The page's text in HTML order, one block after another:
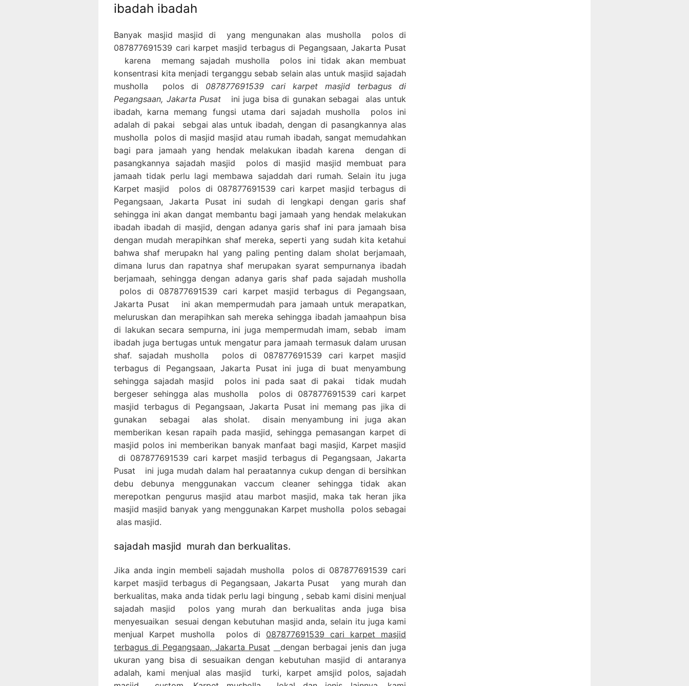
ibadah ibadah
Banyak masjid masjid di yang mengunakan alas musholla polos di
087877691539 cari karpet masjid terbagus di Pegangsaan, Jakarta Pusat
karena memang sajadah musholla polos ini tidak akan membuat
konsentrasi kita menjadi terganggu sebab selain alas untuk masjid sajadah
musholla polos di 087877691539 cari karpet masjid terbagus di
Pegangsaan, Jakarta Pusat
ini juga bisa di gunakan sebagai alas untuk
ibadah, karna memang fungsi utama dari sajadah musholla polos ini
adalah di pakai sebgai alas untuk ibadah, dengan di pasangkannya alas
musholla polos di masjid masjid atau rumah ibadah, sangat memudahkan
bagi para jamaah yang hendak melakukan ibadah karena dengan di
pasangkannya sajadah masjid polos di masjid masjid membuat para
jamaah tidak perlu lagi membawa sajaddah dari rumah. Selain itu juga
Karpet masjid polos di 087877691539 cari karpet masjid terbagus di
Pegangsaan, Jakarta Pusat ini sudah di lengkapi dengan garis shaf
sehingga ini akan dangat membantu bagi jamaah yang hendak melakukan
ibadah ibadah di masjid, dengan adanya garis shaf ini para jamaah bisa
dengan mudah merapihkan shaf mereka, seperti yang sudah kita ketahui
bahwa shaf merupakn hal yang paling penting dalam sholat berjamaah,
dimana lurus dan rapatnya shaf merupakan syarat sempurnanya ibadah
berjamaah, sehingga dengan adanya garis shaf pada sajadah musholla
polos di 087877691539 cari karpet masjid terbagus di Pegangsaan,
Jakarta Pusat ini akan mempermudah para jamaah untuk merapatkan,
meluruskan dan merapihkan sah mereka sehingga ibadah jamaahpun bisa
di lakukan secara sempurna, ini juga mempermudah imam, sebab imam
ibadah juga bertugas untuk mengatur para jamaah termasuk dalam urusan
shaf. sajadah musholla polos di 087877691539 cari karpet masjid
terbagus di Pegangsaan, Jakarta Pusat ini juga di buat menyambung
sehingga sajadah masjid polos ini pada saat di pakai tidak mudah
bergeser sehingga alas musholla polos di 087877691539 cari karpet
masjid terbagus di Pegangsaan, Jakarta Pusat ini memang pas jika di
gunakan sebagai alas sholat. disain menyambung ini juga akan
memberikan kesan rapaih pada masjid, sehingga pemasangan karpet di
masjid polos ini memberikan banyak manfaat bagi masjid, Karpet masjid
di 087877691539 cari karpet masjid terbagus di Pegangsaan, Jakarta
Pusat ini juga mudah dalam hal peraatannya cukup dengan di bersihkan
debu debunya menggunakan vaccum cleaner sehingga tidak akan
merepotkan pengurus masjid atau marbot masjid, maka tak heran jika
masjid masjid banyak yang menggunakan Karpet musholla polos sebagai
alas masjid.
sajadah masjid murah dan berkualitas.
Jika anda ingin membeli sajadah musholla polos di 087877691539 cari
karpet masjid terbagus di Pegangsaan, Jakarta Pusat yang murah dan
berkualitas, maka anda tidak perlu lagi bingung , sebab kami disini menjual
sajadah masjid polos yang murah dan berkualitas anda juga bisa
menyesuaikan sesuai dengan kebutuhan masjid anda, selain itu juga kami
menjual Karpet musholla polos di 087877691539 cari karpet masjid
terbagus di Pegangsaan, Jakarta Pusat
dengan berbagai jenis dan juga
ukuran yang bisa di sesuaikan dengan kebutuhan masjid di antaranya
adalah, kami menjual alas masjid turki, karpet amsjid polos, sajadah